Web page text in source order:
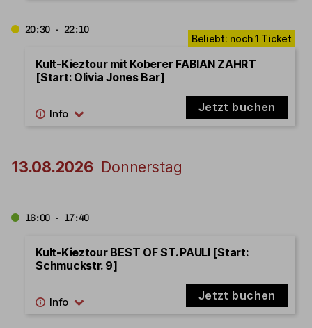
20:30 - 22:10
Kult-Kieztour mit Koberer FABIAN ZAHRT
[Start: Olivia Jones Bar]
Jetzt buchen
13.08.2026 Donnerstag
16:00 - 17:40
Kult-Kieztour BEST OF ST. PAULI [Start:
Schmuckstr. 9]
Jetzt buchen